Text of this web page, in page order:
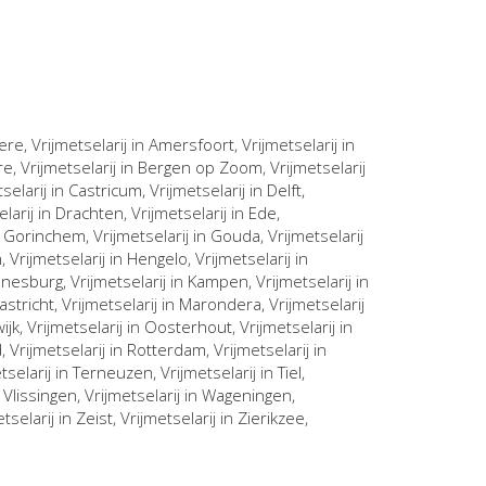
, Vrijmetselarij in Amersfoort, Vrijmetselarij in
, Vrijmetselarij in Bergen op Zoom, Vrijmetselarij
in Castricum, Vrijmetselarij in Delft,
in Drachten, Vrijmetselarij in Ede,
Gorinchem, Vrijmetselarij in Gouda, Vrijmetselarij
, Vrijmetselarij in Hengelo, Vrijmetselarij in
, Vrijmetselarij in Kampen, Vrijmetselarij in
, Vrijmetselarij in Marondera, Vrijmetselarij
, Vrijmetselarij in Oosterhout, Vrijmetselarij in
, Vrijmetselarij in Rotterdam, Vrijmetselarij in
inTerneuzen, Vrijmetselarij inTiel,
Vlissingen, Vrijmetselarij in Wageningen,
in Zeist, Vrijmetselarij in Zierikzee,